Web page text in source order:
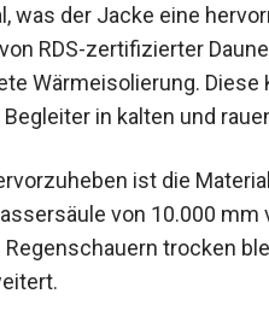
was der Jacke eine
RDS-zertifizierter
Wärmeisolierung.
in kalten und
ist die
von 10.000
trocken
erweitert.